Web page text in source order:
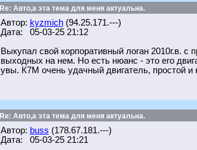
Re: Авто,а эта тема для меня актуальна.
Автор: kyzmich(94.25.171.---)
Дата: 05-03-25 21:12
Выкупал свой корпоративный логан 2010г.в.
выходных на нем. Но есть нюанс - это его
увы. К7М очень удачный двигатель, простой
Re: Авто,а эта тема для меня актуальна.
Автор: buss (178.67.181.---)
Дата: 05-03-25 21:21